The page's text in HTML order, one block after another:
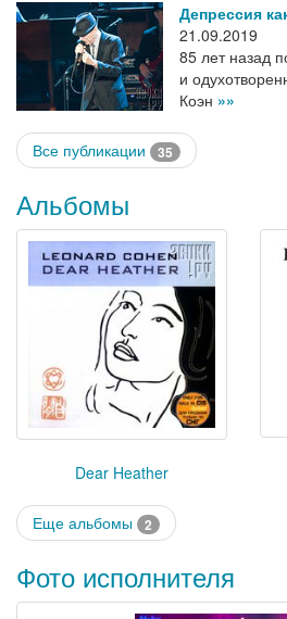
Депрессия
21.09.2019
85 лет назад
и
Коэн »»
Все публикации 35
Альбомы
Dear Heather
Еще альбомы 2
Фото исполнителя